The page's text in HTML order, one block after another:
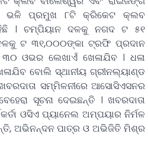
ଭଳି ପ୍ରମୁଖ ୮ଟି କ୍ରିକେଟ କ୍ଲବ
। ଚମ୍ପିୟାନ ଦଳକୁ ନଗଦ ଟ ୫୧
ଟ ୩୧,୦୦୦ଙ୍କା ଟ୍ରଫି ପ୍ରଦାନ
ଓଭର ଲେଖାଏଁ ଖେଳାଯିବ । ଧଳା
ବୋଲି ସ୍ଥାନୀୟ ଗ୍ରୀନଲ୍ୟାଣ୍ଡ
ସମ୍ମିଳନୀରେ ଆସୋସିଏସନର
ସୂଚନା ଦେଇଛନ୍ତି । ଖବରଦାତା
ଓସିଏ ପ୍ୟାନେଲ ଅମ୍ପୟାର ନିର୍ମଳ
ଅଭିନନ୍ଦନ ପାତ୍ର ଓ ଅଭିଜିତି ମିଶ୍ର